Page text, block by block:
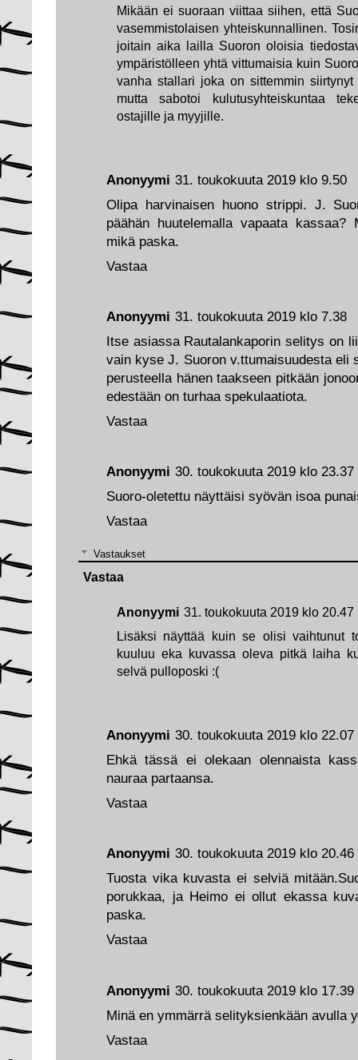
Anonyymi 30. toukokuuta 2019 klo 17.39
Minä en ymmärrä selityksienkään avulla
Vastaa
Anonyymi 30. toukokuuta 2019 klo 20.46
Tuosta vika kuvasta ei selviä
porukkaa, ja Heimo ei ollut ekassa
paska.
Vastaa
Anonyymi 30. toukokuuta 2019 klo 22.07
Ehkä tässä ei olekaan olennaista
nauraa partaansa.
Vastaa
Anonyymi 30. toukokuuta 2019 klo 23.37
Suoro-oletettu näyttäisi syövän isoa
Vastaa
Vastaukset
Anonyymi 31. toukokuuta 2019 klo 20.47
Lisäksi näyttää kuin se olisi vaihtunut
kuuluu eka kuvassa oleva pitkä laiha
selvä pulloposki :(
Vastaa
Anonyymi 31. toukokuuta 2019 klo 7.38
Itse asiassa Rautalankaporin selitys on
vain kyse J. Suoron v.ttumaisuudesta eli
perusteella hänen taakseen pitkään
edestään on turhaa spekulaatiota.
Vastaa
Anonyymi 31. toukokuuta 2019 klo 9.50
Olipa harvinaisen huono strippi. J.
päähän huutelemalla vapaata kassaa?
mikä paska.
Vastaa
Mikään ei suoraan viittaa siihen, että
vasemmistolaisen yhteiskunnallinen.
joitain aika lailla Suoron oloisia
ympäristölleen yhtä vittumaisia kuin
vanha stallari joka on sittemmin siirtynyt
mutta sabotoi kulutusyhteiskuntaa
ostajille ja myyjille.